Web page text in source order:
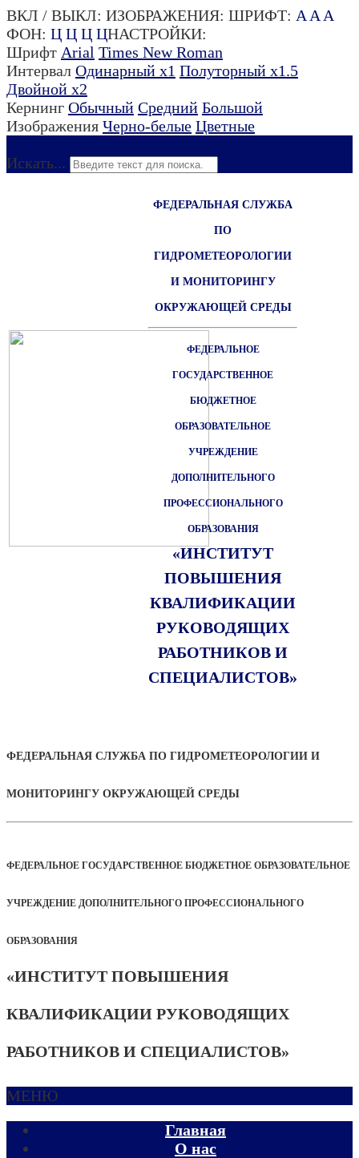
ВКЛ / ВЫКЛ: ИЗОБРАЖЕНИЯ: ШРИФТ: A A A
ФОН: Ц Ц Ц ЦНАСТРОЙКИ:
Шрифт Arial Times New Roman
Интервал Одинарный х1 Полуторный х1.5
Двойной х2
Кернинг Обычный Средний Большой
Изображения Черно-белые Цветные
Искать...
ФЕДЕРАЛЬНАЯ СЛУЖБА
ПО
ГИДРОМЕТЕОРОЛОГИИ
И МОНИТОРИНГУ
ОКРУЖАЮЩЕЙ СРЕДЫ
ФЕДЕРАЛЬНОЕ
ГОСУДАРСТВЕННОЕ
БЮДЖЕТНОЕ
ОБРАЗОВАТЕЛЬНОЕ
УЧРЕЖДЕНИЕ
ДОПОЛНИТЕЛЬНОГО
ПРОФЕССИОНАЛЬНОГО
ОБРАЗОВАНИЯ
«ИНСТИТУТ
ПОВЫШЕНИЯ
КВАЛИФИКАЦИИ
РУКОВОДЯЩИХ
РАБОТНИКОВ И
СПЕЦИАЛИСТОВ»
ФЕДЕРАЛЬНАЯ СЛУЖБА ПО ГИДРОМЕТЕОРОЛОГИИ И
МОНИТОРИНГУ ОКРУЖАЮЩЕЙ СРЕДЫ
ФЕДЕРАЛЬНОЕ ГОСУДАРСТВЕННОЕ БЮДЖЕТНОЕ ОБРАЗОВАТЕЛЬНОЕ
УЧРЕЖДЕНИЕ ДОПОЛНИТЕЛЬНОГО ПРОФЕССИОНАЛЬНОГО
ОБРАЗОВАНИЯ
«ИНСТИТУТ ПОВЫШЕНИЯ
КВАЛИФИКАЦИИ РУКОВОДЯЩИХ
РАБОТНИКОВ И СПЕЦИАЛИСТОВ»
МЕНЮ
Главная
О нас